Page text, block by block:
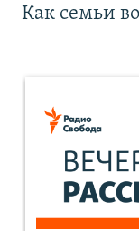
Как семьи